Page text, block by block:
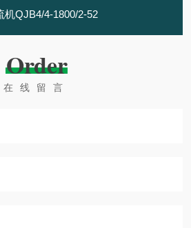
机QJB4/4-1800/2-52
Order
在线留言